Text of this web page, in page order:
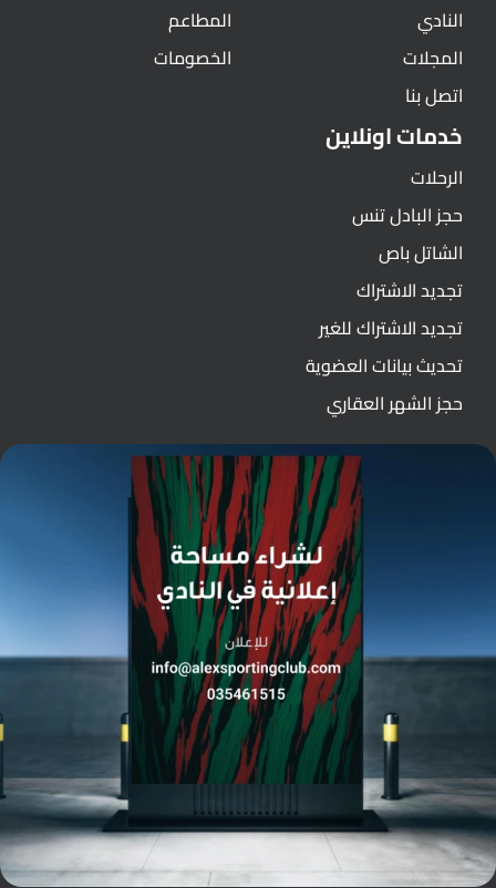
النادي
المجلات
اتصل بنا
المطاعم
الخصومات
خدمات اونلاين
الرحلات
حجز البادل تنس
الشاتل باص
تجديد الاشتراك
تجديد الاشتراك للغير
تحديث بيانات العضوية
حجز الشهر العقاري